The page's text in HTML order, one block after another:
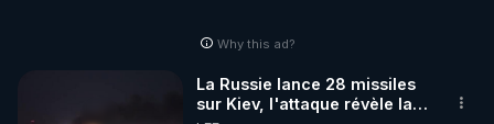
Why this ad?
La Russie lance 28 missiles
sur Kiev, l'attaque révèle la